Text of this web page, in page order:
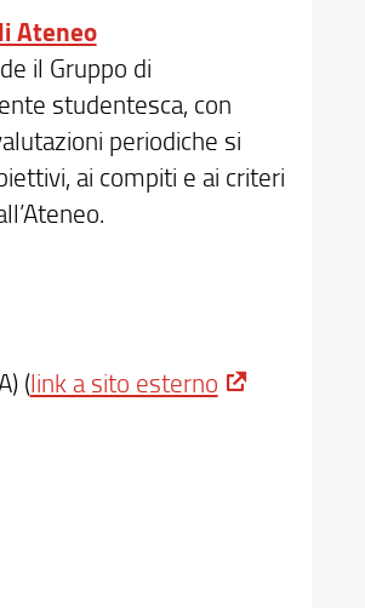
Ateneo
il Gruppo di
studentesca, con
periodiche si
ai compiti e ai criteri
(link a sito esterno